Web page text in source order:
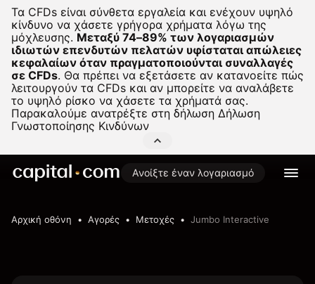
Τα CFDs είναι σύνθετα εργαλεία και ενέχουν υψηλό
κίνδυνο να χάσετε γρήγορα χρήματα λόγω της
μόχλευσης. Μεταξύ 74–89% των λογαριασμών
ιδιωτών επενδυτών πελατών υφίσταται απώλειες
κεφαλαίων όταν πραγματοποιούνται συναλλαγές
σε CFDs. Θα πρέπει να εξετάσετε αν κατανοείτε πώς
λειτουργούν τα CFDs και αν μπορείτε να αναλάβετε
το υψηλό ρίσκο να χάσετε τα χρήματά σας.
Παρακαλούμε ανατρέξτε στη δήλωση Δήλωση
Γνωστοποίησης Κινδύνων
Ανοίξτε έναν λογαριασμό
Αρχική οθόνη Αγορές Μετοχές Jumbo Interactive